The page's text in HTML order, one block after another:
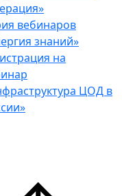
вебинаров
знаний»
на
ЦОД в